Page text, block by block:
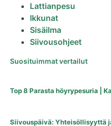
Lattianpesu
Ikkunat
Sisäilma
Siivousohjeet
Suosituimmat vertailut
Top 8 Parasta höyrypesuria |
Siivouspäivä: Yhteisöllisyyttä